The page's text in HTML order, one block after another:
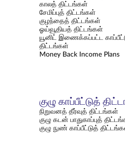
காலத் திட்டங்கள்
சேமிப்புத் திட்டங்கள்
குழந்தைத் திட்டங்கள்
ஓய்வூதியத் திட்டங்கள்
யூனிட் இணைக்கப்பட்ட
திட்டங்கள்
Money Back Income Plans
குழு காப்பீட்டுத்
நிறுவனத் தீர்வுத் திட்டங்கள்
குழு கடன் பாதுகாப்புத்
குழு நுண் காப்பீட்டுத்